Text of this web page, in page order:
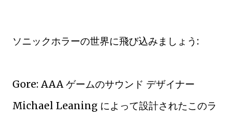
ソニックホラーの世界に飛び込みましょう:
Gore: AAA ゲームのサウンド デザイナー
Michael Leaning によって設計されたこのラ